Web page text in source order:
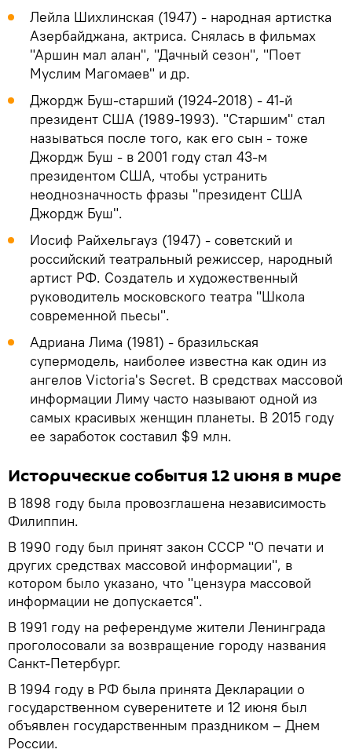
Лейла Шихлинская (1947) - народная артистка
Азербайджана, актриса. Снялась в фильмах
"Аршин мал алан", "Дачный сезон", "Поет
Муслим Магомаев" и др.
Джордж Буш-старший (1924-2018) - 41-й
президент США (1989-1993). "Старшим" стал
называться после того, как его сын - тоже
Джордж Буш - в 2001 году стал 43-м
президентом США, чтобы устранить
неоднозначность фразы "президент США
Джордж Буш".
Иосиф Райхельгауз (1947) - советский и
российский театральный режиссер, народный
артист РФ. Создатель и художественный
руководитель московского театра "Школа
современной пьесы".
Адриана Лима (1981) - бразильская
супермодель, наиболее известна как один из
ангелов Victoria's Secret. В средствах массовой
информации Лиму часто называют одной из
самых красивых женщин планеты. В 2015 году
ее заработок составил $9 млн.
Исторические события 12 июня в мире
В 1898 году была провозглашена независимость
Филиппин.
В 1990 году был принят закон СССР "О печати и
других средствах массовой информации", в
котором было указано, что "цензура массовой
информации не допускается".
В 1991 году на референдуме жители Ленинграда
проголосовали за возвращение городу названия
Санкт-Петербург.
В 1994 году в РФ была принята Декларации о
государственном суверенитете и 12 июня был
объявлен государственным праздником – Днем
России.